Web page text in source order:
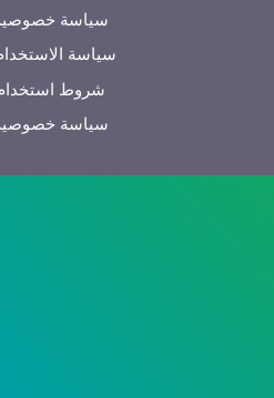
سياسة خصوصية
سياسة
شروط
سياسة